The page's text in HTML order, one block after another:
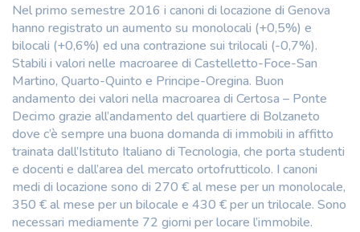
Nel primo semestre 2016 i canoni di locazione di Genova
hanno registrato un aumento su monolocali (+0,5%) e
bilocali (+0,6%) ed una contrazione sui trilocali (-0,7%).
Stabili i valori nelle macroaree di Castelletto-Foce-San
Martino, Quarto-Quinto e Principe-Oregina. Buon
andamento dei valori nella macroarea di Certosa – Ponte
Decimo grazie all’andamento del quartiere di Bolzaneto
dove c’è sempre una buona domanda di immobili in affitto
trainata dall’Istituto Italiano di Tecnologia, che porta studenti
e docenti e dall’area del mercato ortofrutticolo. I canoni
medi di locazione sono di 270 € al mese per un monolocale,
350 € al mese per un bilocale e 430 € per un trilocale. Sono
necessari mediamente 72 giorni per locare l’immobile.